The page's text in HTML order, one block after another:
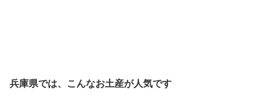
兵庫県では、こんなお土産が人気です